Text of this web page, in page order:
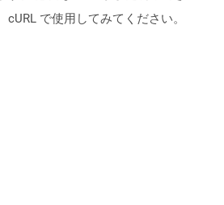
cURL で使用してみてください。